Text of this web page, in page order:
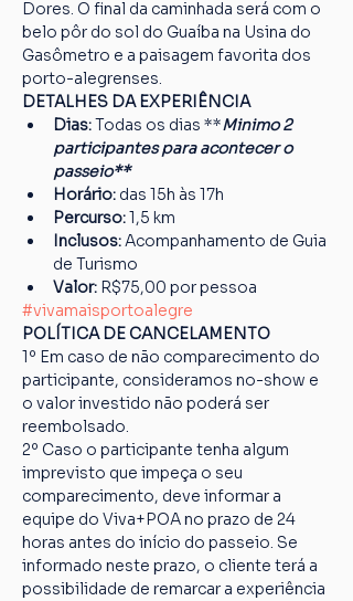
Dores. O final da caminhada será com o
belo pôr do sol do Guaíba na Usina do
Gasômetro e a paisagem favorita dos
porto-alegrenses.
DETALHES DA EXPERIÊNCIA
Dias: Todas os dias **Minimo 2
participantes para acontecer o
passeio**
Horário: das 15h às 17h
Percurso: 1,5 km
Inclusos: Acompanhamento de Guia
de Turismo
Valor: R$75,00 por pessoa
#vivamaisportoalegre
POLÍTICA DE CANCELAMENTO
1º Em caso de não comparecimento do
participante, consideramos no-show e
o valor investido não poderá ser
reembolsado.
2º Caso o participante tenha algum
imprevisto que impeça o seu
comparecimento, deve informar a
equipe do Viva+POA no prazo de 24
horas antes do início do passeio. Se
informado neste prazo, o cliente terá a
possibilidade de remarcar a experiência